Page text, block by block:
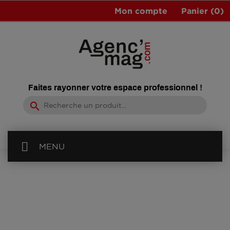
Panier (0)
Mon compte
Faites rayonner votre espace professionnel !
search
MENU